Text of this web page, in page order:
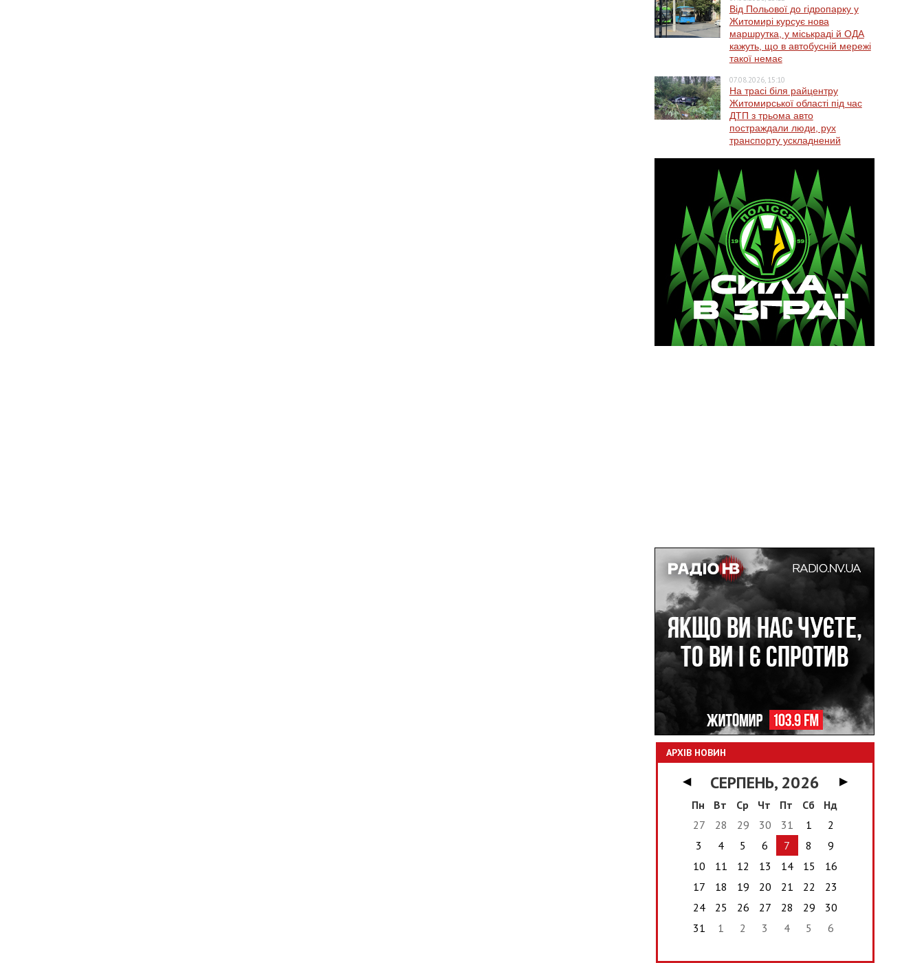
Від Польової до гідропарку у
Житомирі курсує нова
маршрутка, у міськраді й ОДА
кажуть, що в автобусній мережі
такої немає
07.08.2026, 15:10
На трасі біля райцентру
Житомирської області під час
ДТП з трьома авто
постраждали люди, рух
транспорту ускладнений
АРХІВ НОВИН
◀ СЕРПЕНЬ, 2026
▶
Пн
Вт Ср Чт Пт Сб
Нд
27
28 29 30 31 1
2
3
4 5 6 7 8
9
10
11 12 13 14 15
16
17
18 19 20 21 22
23
24
25 26 27 28 29
30
31
1 2 3 4 5 6